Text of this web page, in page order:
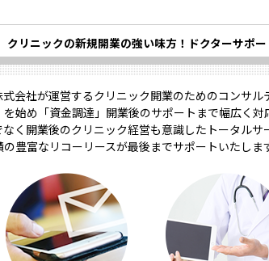
クリニックの新規開業の強い味方！ドクターサポー
会社が運営するクリニック開業のためのコンサル
始め「資金調達」開業後のサポートまで幅広く対
く開業後のクリニック経営も意識したトータルサ
豊富なリコーリースが最後までサポートいたしま